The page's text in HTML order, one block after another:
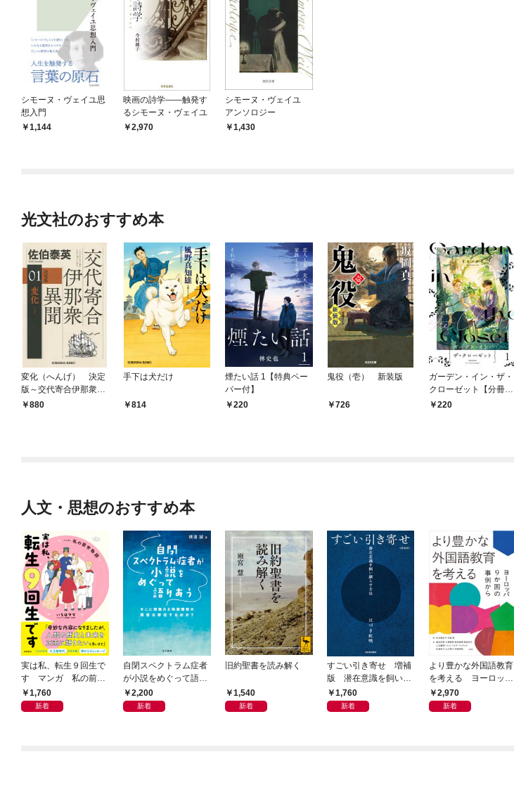
シモーヌ・ヴェイユ思
想入門
1,144
映画の詩学――触発す
るシモーヌ・ヴェイユ
2,970
シモーヌ・ヴェイユ
アンソロジー
1,430
光文社のおすすめ本
変化（へんげ） 決定
版～交代寄合伊那衆異
聞（1）～
880
手下は犬だけ
814
煙たい話 1【特典ペー
パー付】
220
鬼役（壱） 新装版
726
ガーデン・イン・ザ・
クローゼット【分冊
版】1
220
人文・思想のおすすめ本
実は私、転生９回生で
す マンガ 私の前世
物語1,760
新着
自閉スペクトラム症者
が小説をめぐって語り
あう2,200
新着
旧約聖書を読み解く
1,540
新着
すごい引き寄せ 増補
版 潜在意識を飼い馴
らす方法
1,760
新着
より豊かな外国語教育
を考える ヨーロッパ
9か国の事例から
2,970
新着